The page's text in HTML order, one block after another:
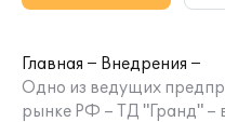
Главная
Внедрения
Одно из ведущих
рынке РФ – ТД "Гранд" –